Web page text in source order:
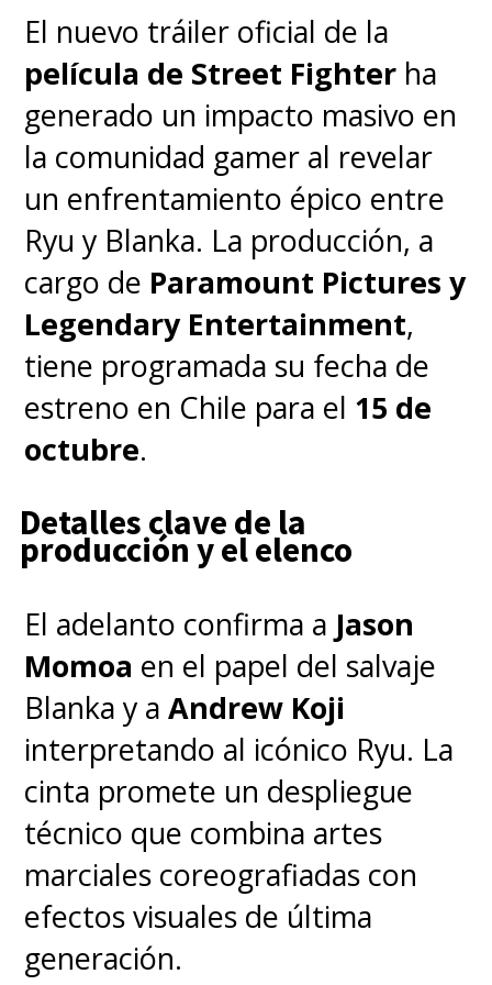
de
Matrix 5 , Ehrman sostuvo
que "todo el equipo de Warner
Bros. Discovery está
entusiasmado de que Drew
haga esta nueva película de
Matrix, añadiendo su visión al
canon cinematográfico que
las Wachowski han pasado un
cuarto de siglo construyendo
aquí en el estudio".
Con revolucionarios efectos
visuales, la primera película
original de 1999 de las
que marcó época al
presentarnos un horrible futuro
en el que los humanos son
cosechados por las máquinas,
ocupados como fuente de
energía, simples baterías,
mientras viven en una fabricada
realidad conocida como la
Matrix. Neo es liberado de este
El nuevo tráiler oficial de la
película de Street Fighter ha
generado un impacto masivo en
la comunidad gamer al revelar
un enfrentamiento épico entre
Ryu y Blanka. La producción, a
cargo de Paramount Pictures y
Legendary Entertainment,
tiene programada su fecha de
estreno en Chile para el 15 de
octubre.
Detalles clave de la
producción y el elenco
El adelanto confirma a Jason
Momoa en el papel del salvaje
Blanka y aAndrew Koji
interpretando al icónico Ryu. La
cinta promete un despliegue
técnico que combina artes
marciales coreografiadas con
efectos visuales de última
generación.